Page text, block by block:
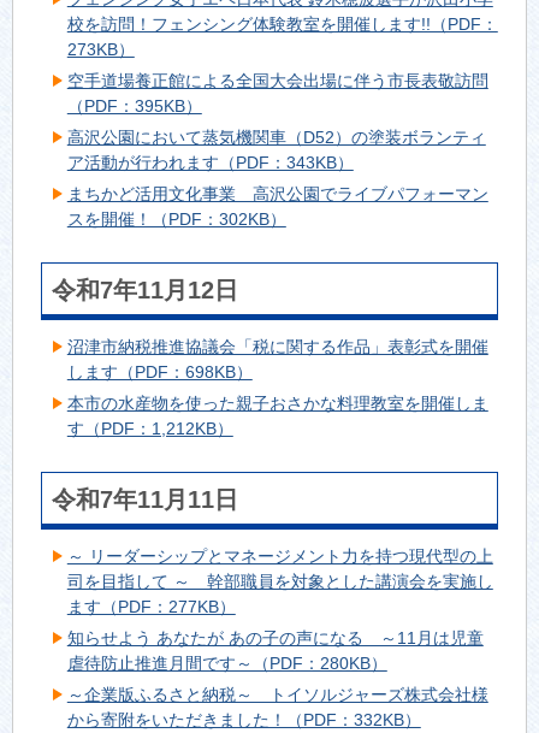
校を訪問！フェンシング体験教室を開催します!!（PDF：
273KB）
空手道場養正館による全国大会出場に伴う市長表敬訪問
（PDF：395KB）
高沢公園において蒸気機関車（D52）の塗装ボランティ
ア活動が行われます（PDF：343KB）
まちかど活用文化事業 高沢公園でライブパフォーマン
スを開催！（PDF：302KB）
令和7年11月12日
沼津市納税推進協議会「税に関する作品」表彰式を開催
します（PDF：698KB）
本市の水産物を使った親子おさかな料理教室を開催しま
す（PDF：1,212KB）
令和7年11月11日
～ リーダーシップとマネージメント力を持つ現代型の上
司を目指して ～ 幹部職員を対象とした講演会を実施し
ます（PDF：277KB）
知らせよう あなたが あの子の声になる ～11月は児童
虐待防止推進月間です～（PDF：280KB）
～企業版ふるさと納税～ トイソルジャーズ株式会社様
から寄附をいただきました！（PDF：332KB）